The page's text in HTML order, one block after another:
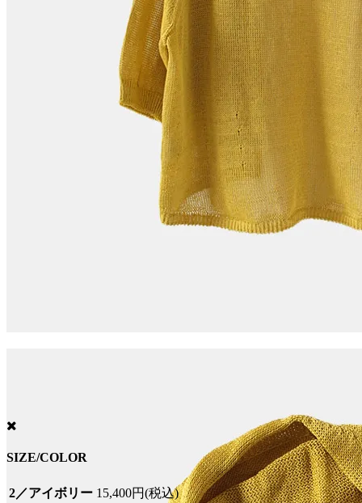
SIZE/COLOR
2／アイボリー 15,400円(税込)